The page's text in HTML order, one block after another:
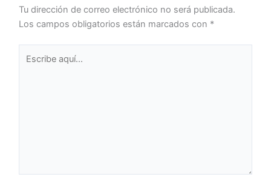
Tu dirección de correo electrónico no será publicada.
Los campos obligatorios están marcados con *
aquí...